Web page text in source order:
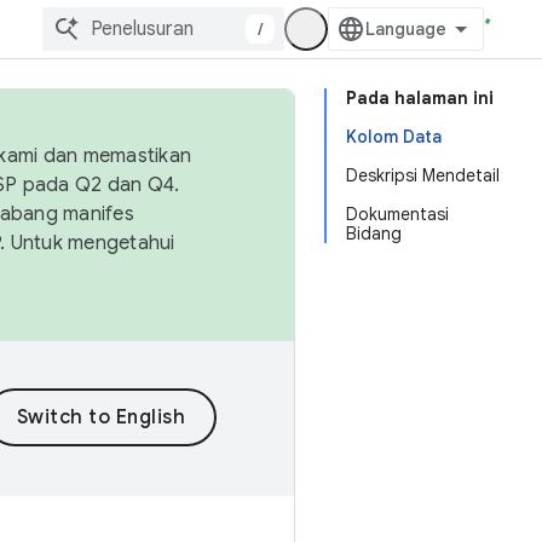
/
Pada halaman ini
Kolom Data
Deskripsi Mendetail
Dokumentasi
Bidang
dan memastikan
pada Q2 dan Q4.
manifes
Untuk mengetahui